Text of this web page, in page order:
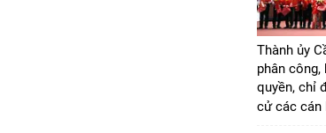
Thành ủy
phân công,
quyền, chỉ
cử các cán